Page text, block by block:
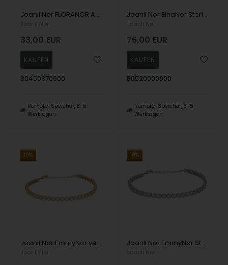
Joanli Nor FLORANOR Armband aus Sterlingsilber Armband mit Kreisanhänger mit farbigen Steinen
33,00 EUR
80450870900
Remote-Speicher, 3-5
Werktagen
Joanli Nor ElnaNor Sterlingsilber-Armband mit glänzender Oberfläche
76,00 EUR
80520000900
Remote-Speicher, 3-5
Werktagen
19%
Joanli Nor EmmyNor vergoldetes Sterlingsilber-Armband mit glänzender Oberfläche
19%
Joanli Nor EmmyNor Sterlingsilber-Armband mit glänzender Oberfläche